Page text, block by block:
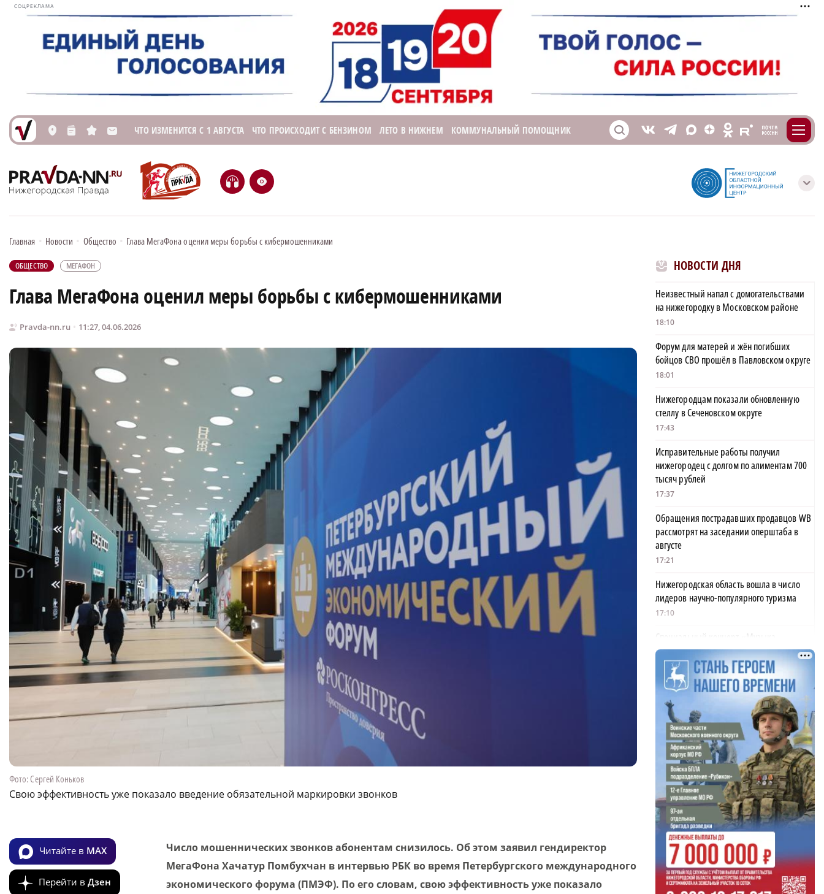
СОЦРЕКЛАМА
L n s M ЧТО ИЗМЕНИТСЯ С 1 АВГУСТА ЧТО ПРОИСХОДИТ С БЕНЗИНОМ ЛЕТО В НИЖНЕМ КОММУНАЛЬНЫЙ ПОМОЩНИК S V T X Z O E m
H e с
Главная • Новости • Общество • Глава МегаФона оценил меры борьбы с кибермошенниками
ОБЩЕСТВО МЕГАФОН
Глава МегаФона оценил меры борьбы с кибермошенниками
Pravda-nn.ru 11:27, 04.06.2026
Фото: Сергей Коньков
Свою эффективность уже показало введение обязательной маркировки звонков
Читайте в MAX
Перейти в Дзен
Число мошеннических звонков абонентам снизилось. Об этом заявил гендиректор
МегаФона Хачатур Помбухчан в интервью РБК во время Петербургского международного
экономического форума (ПМЭФ). По его словам, свою эффективность уже показало
НОВОСТИ ДНЯ
Неизвестный напал с домогательствами
на нижегородку в Московском районе
18:10
Форум для матерей и жён погибших
бойцов СВО прошёл в Павловском округе
18:01
Нижегородцам показали обновленную
стеллу в Сеченовском округе
17:43
Исправительные работы получил
нижегородец с долгом по алиментам 700
тысяч рублей
17:37
Обращения пострадавших продавцов WB
рассмотрят на заседании оперштаба в
августе
17:21
Нижегородская область вошла в число
лидеров научно-популярного туризма
17:10
Специальный концерт «Музыка
балконов» пройдет в Нижнем Новгороде
15 августа
17:06
Опасное сливочное масло обнаружили в
Нижегородской области
17:00
АО «Транснефть – Верхняя Волга»
удостоено Благодарности Президента
России
16:59
Жители Навашина предложили меры по
улучшению демографии в округе
16:56